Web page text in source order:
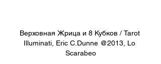
Верховная Жрица и 8 Кубков / Tarot
Illuminati, Eric C.Dunne @2013, Lo
Scarabeo